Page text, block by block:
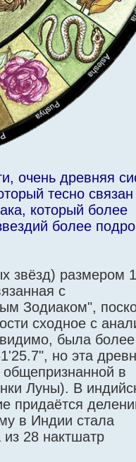
очень древняя
тесно связан
который более
более
звёзд) размером
с
Зодиаком",
сходное с
была более
но эта
общепризнанной в
Луны). В
придаётся
в Индии стала
28 нактшатр